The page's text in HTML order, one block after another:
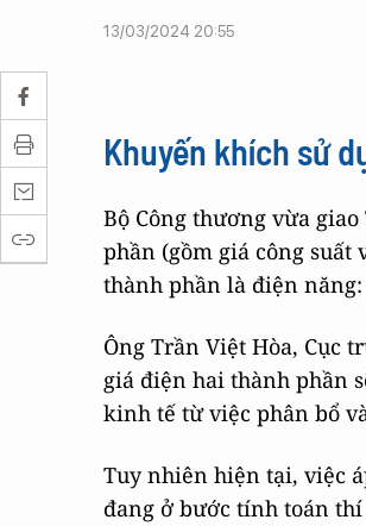
13/03/2024 20:55
Khuyến khích sử
Bộ Công thương vừa
phần (gồm giá công
thành phần là điện
Ông Trần Việt Hòa, Cục
giá điện hai thành phần
kinh tế từ việc phân bổ
Tuy nhiên hiện tại, việc
đang ở bước tính toán